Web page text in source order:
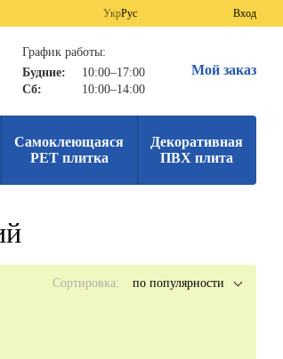
УкрРус Вход
График работы:
Будние:
10:00–17:00
Сб:
10:00–14:00
Мой заказ
Самоклеющаяся
PET плитка
Декоративная
ПВХ плита
Сортировка: по популярности